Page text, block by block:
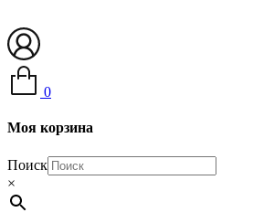
0
Моя корзина
Поиск
×